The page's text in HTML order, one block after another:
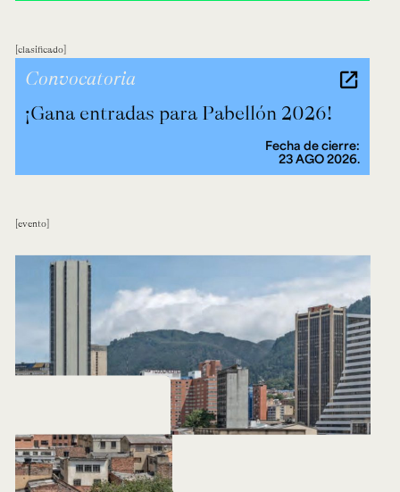
clasificado
¡Gana entradas para Pabellón 2026!
Convocatoria
Fecha de cierre:
23 AGO 2026.
evento